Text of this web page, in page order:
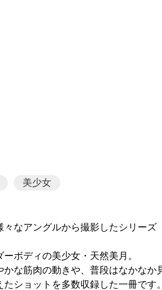
美少女
々なアングルから撮影したシリーズ
ボディの美少女・天然美月。
な筋肉の動きや、普段はなかなか
ショットを多数収録した一冊です。